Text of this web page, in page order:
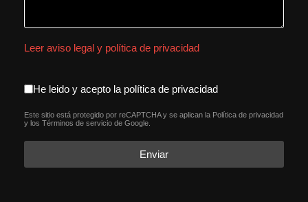
Leer aviso legal y política de privacidad
aceptacion política de
He leido y acepto la política de privacidad
reCAPTCHA*
Este sitio está protegido por reCAPTCHA y se aplican la Política de privacidad
y los Términos de servicio de Google.
Enviar